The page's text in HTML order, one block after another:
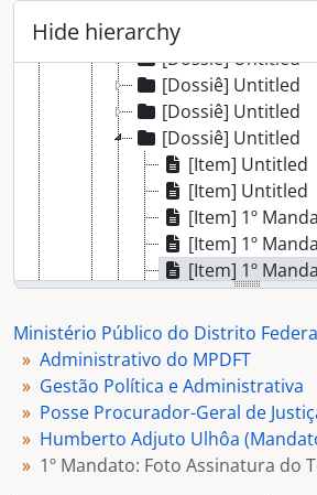
Hide hierarchy
[Dossiê] Untitled
[Dossiê] Untitled
[Dossiê] Untitled
[Dossiê] Untitled
[Dossiê] Untitled
[Dossiê] Untitled
[Item] Untitled
[Item] Untitled
[Item] 1º Mandato:
[Item] 1º Mandato:
[Item] 1º Mandato: Foto
[Item] Untitled
[Item] 1º Mandato: Foto
[Item] Discurso
[Dossiê] Untitled
[Dossiê] Untitled
[Dossiê] Untitled
[Dossiê] Untitled
Ministério Público do Distrito
Administrativo do MPDFT
Gestão Política e Administrativa
Posse Procurador-Geral de
Humberto Adjuto Ulhôa
1º Mandato: Foto Assinatura do